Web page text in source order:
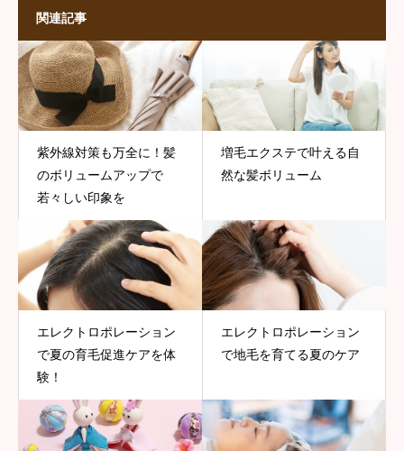
関連記事
紫外線対策も万全に！髪
のボリュームアップで
若々しい印象を
増毛エクステで叶える自
然な髪ボリューム
エレクトロポレーション
で夏の育毛促進ケアを体
験！
エレクトロポレーション
で地毛を育てる夏のケア